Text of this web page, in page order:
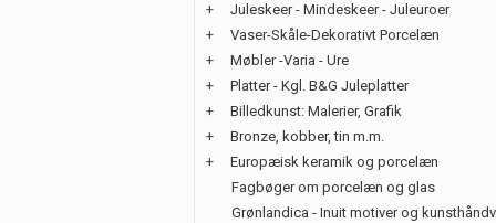
+
Juleskeer - Mindeskeer - Juleuroer
+
Vaser-Skåle-Dekorativt Porcelæn
+
Møbler -Varia - Ure
+
Platter - Kgl. B&G Juleplatter
+
Billedkunst: Malerier, Grafik
+
Bronze, kobber, tin m.m.
+
Europæisk keramik og porcelæn
Fagbøger om porcelæn og glas
Grønlandica - Inuit motiver og